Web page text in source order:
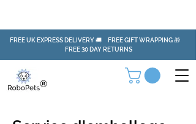
FREE UK EXPRESS DELIVERY 🚚 FREE GIFT WRAPPING 🎁
FREE 30 DAY RETURNS